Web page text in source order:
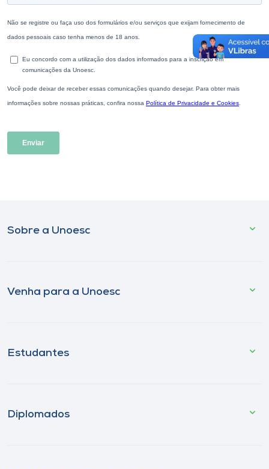
Sobre a Unoesc
Venha para a Unoesc
Estudantes
Diplomados